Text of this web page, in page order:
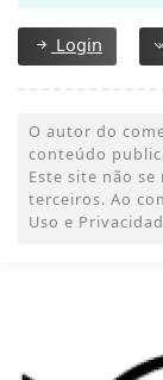
Login
O autor do
conteúdo
Este site não
terceiros. Ao
Uso e